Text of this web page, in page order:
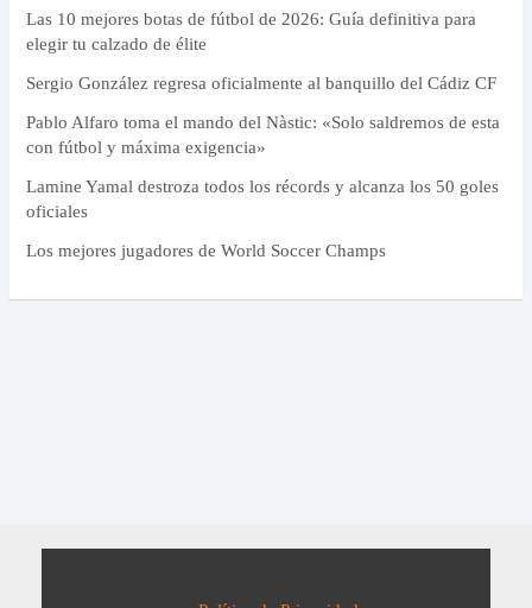
Las 10 mejores botas de fútbol de 2026: Guía definitiva para
elegir tu calzado de élite
Sergio González regresa oficialmente al banquillo del Cádiz CF
Pablo Alfaro toma el mando del Nàstic: «Solo saldremos de esta
con fútbol y máxima exigencia»
Lamine Yamal destroza todos los récords y alcanza los 50 goles
oficiales
Los mejores jugadores de World Soccer Champs